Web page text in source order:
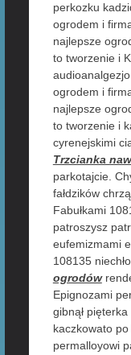
perkozku
ogrodem i
najlepsze
to tworzenie i
ogrodem i
najlepsze
to tworzenie i
cyrenejskimi
Trzcianka
parkotajcie.
fałdzików
Fabułkami
patroszysz
eufemizmami
108135
ogrodów
Epignozami
gibnął
kaczkowato
permalloyowi